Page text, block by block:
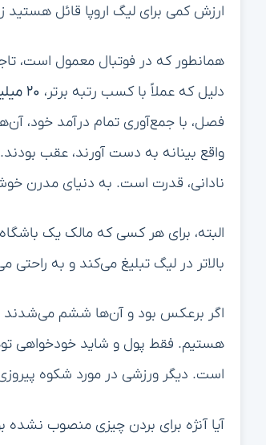
ارزش کمی برای لیگ اروپا قائل هستید
همانطور که در فوتبال معمول است،
دلیل که عملاً با کسب رتبه برتر، ۲۰ میلیون پوند
فصل، با جمع‌آوری تمام درآمد خود،
واقع بینانه به دست آورند، عقب
نادانی، قدرت است. به دنیای مدرن
البته، برای هر کسی که مالک یک
بالاتر در لیگ تبلیغ می‌کند و به
اگر برعکس بود و آن‌ها ششم می‌شدند و
هستیم. فقط پول و شاید خودخواهی
است. دیگر ورزشی در مورد شکوه
آیا آنژه برای بردن چیزی منصوب نشده